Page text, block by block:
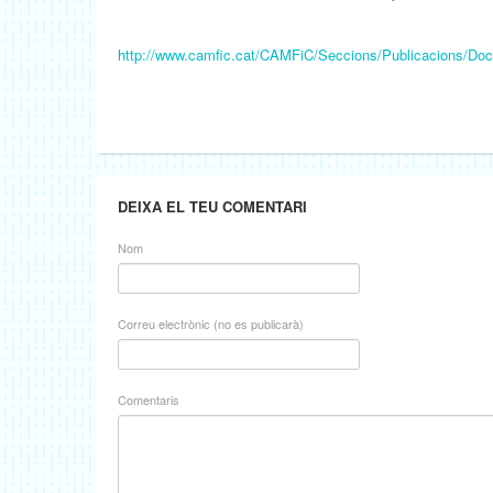
http://www.camfic.cat/CAMFiC/Seccions/Publicacions/
DEIXA EL TEU COMENTARI
Nom
Correu electrònic (no es publicarà)
Comentaris